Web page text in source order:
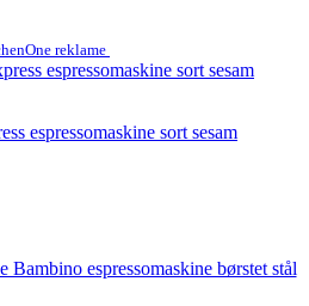
reklame
espressomaskine sort sesam